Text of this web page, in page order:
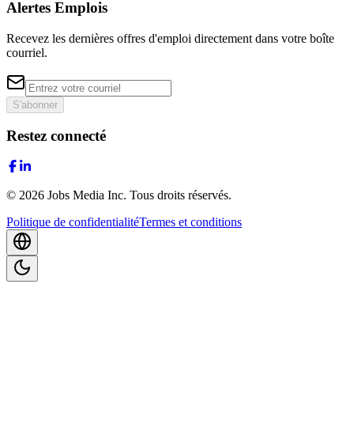
Alertes Emplois
Recevez les dernières offres d'emploi directement dans votre boîte
courriel.
S'abonner
Restez connecté
© 2026 Jobs Media Inc. Tous droits réservés.
Politique de confidentialitéTermes et conditions